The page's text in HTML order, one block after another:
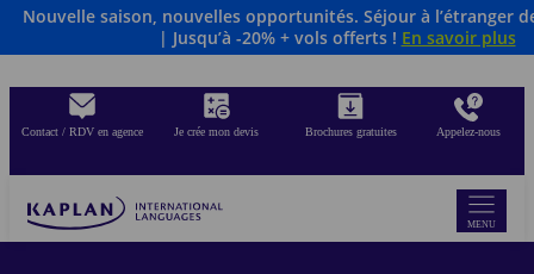
Aller
principal
Contact / RDV en agence Je crée mon devis Brochures gratuites Appelez-nous
MENU
Nouvelle saison, nouvelles opportunités. Séjour à l’étranger
| Jusqu’à -20% + vols offerts ! En savoir plus